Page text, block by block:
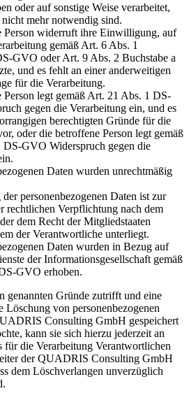
oder auf sonstige Weise verarbeitet,
mehr notwendig sind.
Person widerruft ihre Einwilligung, auf
gemäß Art. 6 Abs. 1
GVO oder Art. 9 Abs. 2 Buchstabe a
und es fehlt an einer anderweitigen
für die Verarbeitung.
Person legt gemäß Art. 21 Abs. 1 DS-
gegen die Verarbeitung ein, und es
berechtigten Gründe für die
oder die betroffene Person legt gemäß
GVO Widerspruch gegen die
Daten wurden unrechtmäßig
personenbezogenen Daten ist zur
rechtlichen Verpflichtung nach dem
dem Recht der Mitgliedstaaten
der Verantwortliche unterliegt.
Daten wurden in Bezug auf
der Informationsgesellschaft gemäß
GVO erhoben.
genannten Gründe zutrifft und eine
Löschung von personenbezogenen
Consulting GmbH gespeichert
kann sie sich hierzu jederzeit an
für die Verarbeitung Verantwortlichen
der QUADRIS Consulting GmbH
dem Löschverlangen unverzüglich